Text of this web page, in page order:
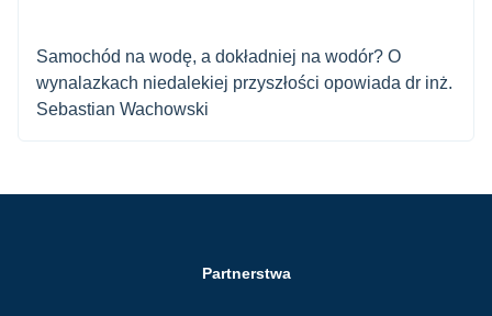
Samochód na wodę, a dokładniej na wodór? O
wynalazkach niedalekiej przyszłości opowiada dr inż.
Sebastian Wachowski
Partnerstwa